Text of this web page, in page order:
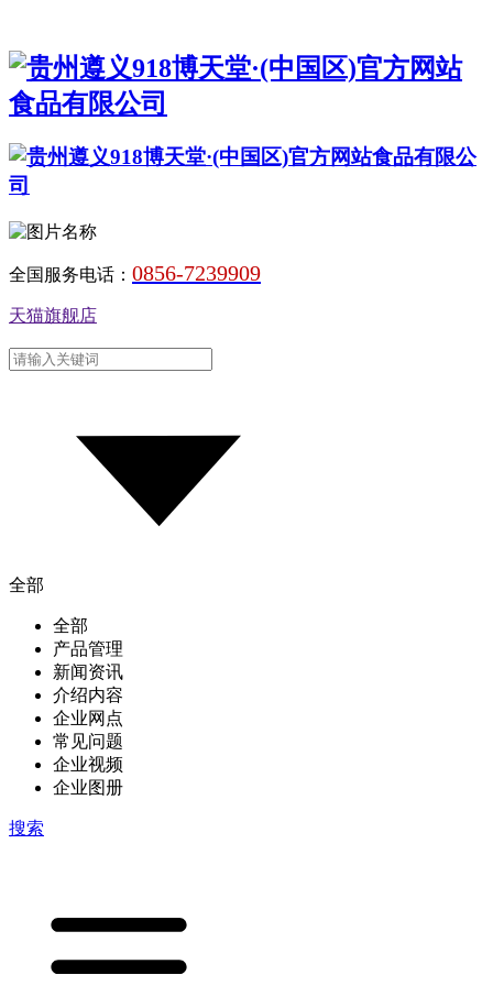
全国服务电话： 0856-7239909
天猫旗舰店
全部
全部
产品管理
新闻资讯
介绍内容
企业网点
常见问题
企业视频
企业图册
搜索